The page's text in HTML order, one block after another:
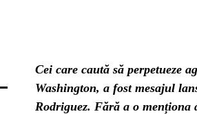
Cei care caută să perpetueze
Washington, a fost mesajul
Rodriguez. Fără a o